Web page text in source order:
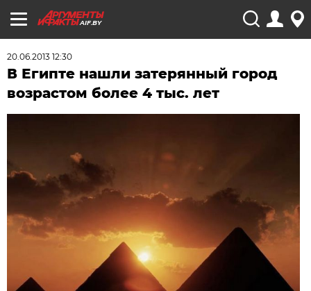
AIF.BY
20.06.2013 12:30
В Египте нашли затерянный город
возрастом более 4 тыс. лет